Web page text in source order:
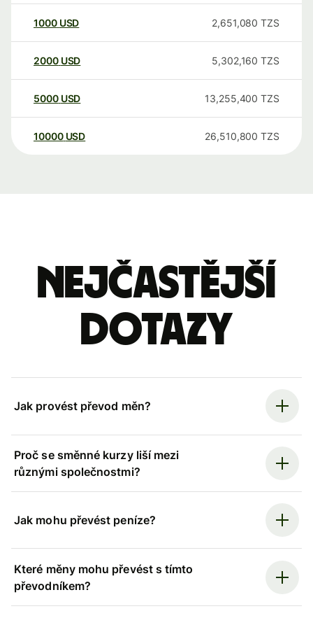
1000 USD 2,651,080 TZS
2000 USD 5,302,160 TZS
5000 USD 13,255,400 TZS
10000 USD 26,510,800 TZS
Nejčastější
dotazy
Jak provést převod měn?
Proč se směnné kurzy liší mezi
různými společnostmi?
Jak mohu převést peníze?
Které měny mohu převést s tímto
převodníkem?